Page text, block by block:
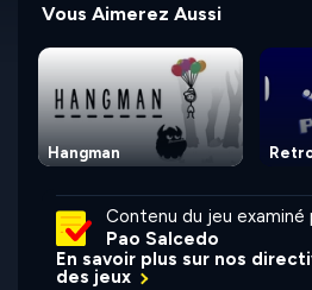
Vous Aimerez Aussi
Hangman
Contenu du jeu examiné
Pao Salcedo
En savoir plus sur nos
des jeux